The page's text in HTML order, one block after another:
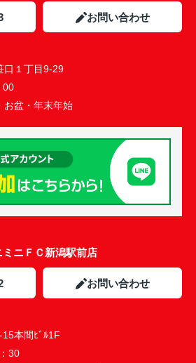
お問い合わせ
口１丁目9-29
00
お盆・年末年始
ミニＦＣ新潟駅前店
お問い合わせ
本間ﾋﾞﾙ1F
30